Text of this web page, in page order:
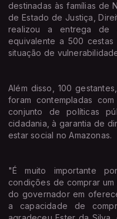
destinadas às famílias de
de Estado de Justiça,
realizou a entrega de
equivalente a 500 cestas
situação de
Além disso, 100
foram contempladas
conjunto de políticas
cidadania, à garantia de
estar social no Amazonas.
"É muito importante
condições de comprar
do governador em
a capacidade de